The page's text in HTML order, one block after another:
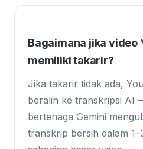
Bagaimana jika video
memiliki takarir?
Jika takarir tidak ada,
beralih ke transkripsi AI
bertenaga Gemini
transkrip bersih dalam